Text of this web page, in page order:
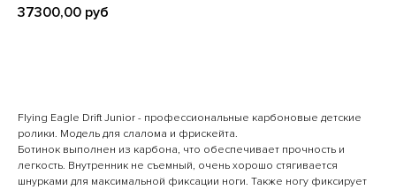
37300,00 руб
Flying Eagle Drift Junior - профессиональные карбоновые детские
ролики. Модель для слалома и фрискейта.
Ботинок выполнен из карбона, что обеспечивает прочность и
легкость. Внутренник не съемный, очень хорошо стягивается
шнурками для максимальной фиксации ноги. Также ногу фиксирует